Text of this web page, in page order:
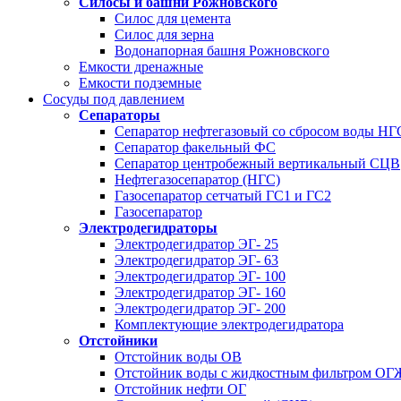
Силос для цемента
Силос для зерна
Водонапорная башня Рожновского
Емкости дренажные
Емкости подземные
Сосуды под давлением
Сепараторы
Сепаратор нефтегазовый со сбросом воды
Сепаратор факельный ФС
Сепаратор центробежный вертикальный СЦВ
Нефтегазосепаратор (НГС)
Газосепаратор сетчатый ГС1 и ГС2
Газосепаратор
Электродегидраторы
Электродегидратор ЭГ- 25
Электродегидратор ЭГ- 63
Электродегидратор ЭГ- 100
Электродегидратор ЭГ- 160
Электродегидратор ЭГ- 200
Комплектующие электродегидратора
Отстойники
Отстойник воды ОВ
Отстойник воды с жидкостным фильтром
Отстойник нефти ОГ